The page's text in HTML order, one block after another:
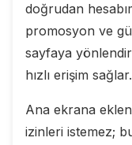
doğrudan
promosyon ve
sayfaya
hızlı erişim sağlar.
Ana ekrana
izinleri istemez;